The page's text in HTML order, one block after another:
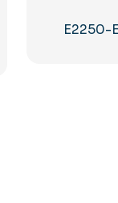
E2250-